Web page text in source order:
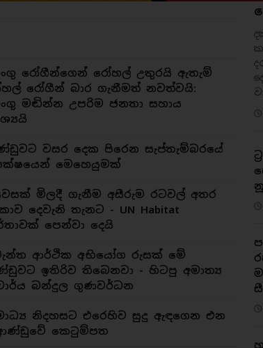
රෝගීන්ගෙන් රෝහල් උතුරයි ඇතැම්
රෝගීන් බාර ගැනීමත් නවත්වයි:
මඬින්න උපරිම ජනතා සහාය
වසර දෙක පිරෙන සැප්තැම්බරයේ
මෙහෙයුමක්
මිලදී ගැනීම අසීරුම රටවල් අතර
දෙවැනි තැනට - UN Habitat
පෙන්වා දෙයි
ආර්ථික අභියෝග රුසක් මේ
ඉතිරිව තිබෙනවා - හිටපු අමාත්‍ය
බන්දුල ගුණවර්ධන
නිදහසට එරෙහිව සුදු ඇඳගෙන එන
කෙටුම්පත